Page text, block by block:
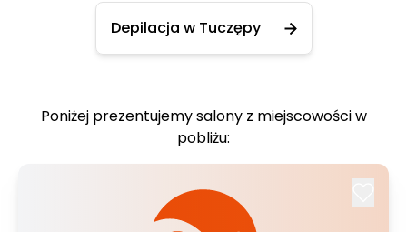
Depilacja w Tuczępy
Poniżej prezentujemy salony z miejscowości w
pobliżu: